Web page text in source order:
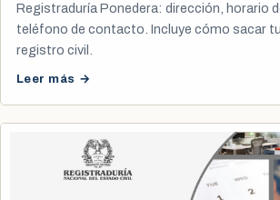
Registraduría Ponedera: dirección, horario
teléfono de contacto. Incluye cómo sacar
registro civil.
Leer más →